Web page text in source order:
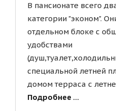
В пансионате всего
категории "эконом".
отдельном блоке с
удобствами
специальной летней
домом терраса с
Подробнее ...